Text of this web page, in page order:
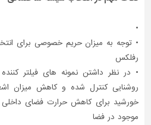
•
• توجه به میزان حریم خصوصی برای
رفلکس
• در نظر داشتن نمونه های فیلتر
روشنایی کنترل شده و کاهش میزان
خورشید برای کاهش حرارت فضای داخلی
موجود در فضا